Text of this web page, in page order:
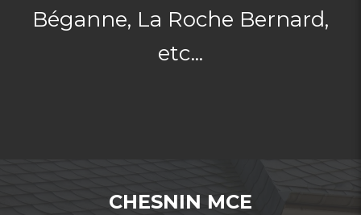
Béganne, La Roche Bernard,
etc...
CHESNIN MCE